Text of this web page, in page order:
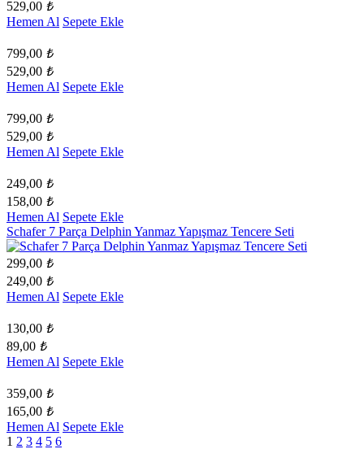
529,00 ₺
Hemen Al Sepete Ekle
799,00 ₺
529,00 ₺
Hemen Al Sepete Ekle
799,00 ₺
529,00 ₺
Hemen Al Sepete Ekle
249,00 ₺
158,00 ₺
Hemen Al Sepete Ekle
Schafer 7 Parça Delphin Yanmaz Yapışmaz Tencere Seti
299,00 ₺
249,00 ₺
Hemen Al Sepete Ekle
130,00 ₺
89,00 ₺
Hemen Al Sepete Ekle
359,00 ₺
165,00 ₺
Hemen Al Sepete Ekle
1 2 3 4 5 6